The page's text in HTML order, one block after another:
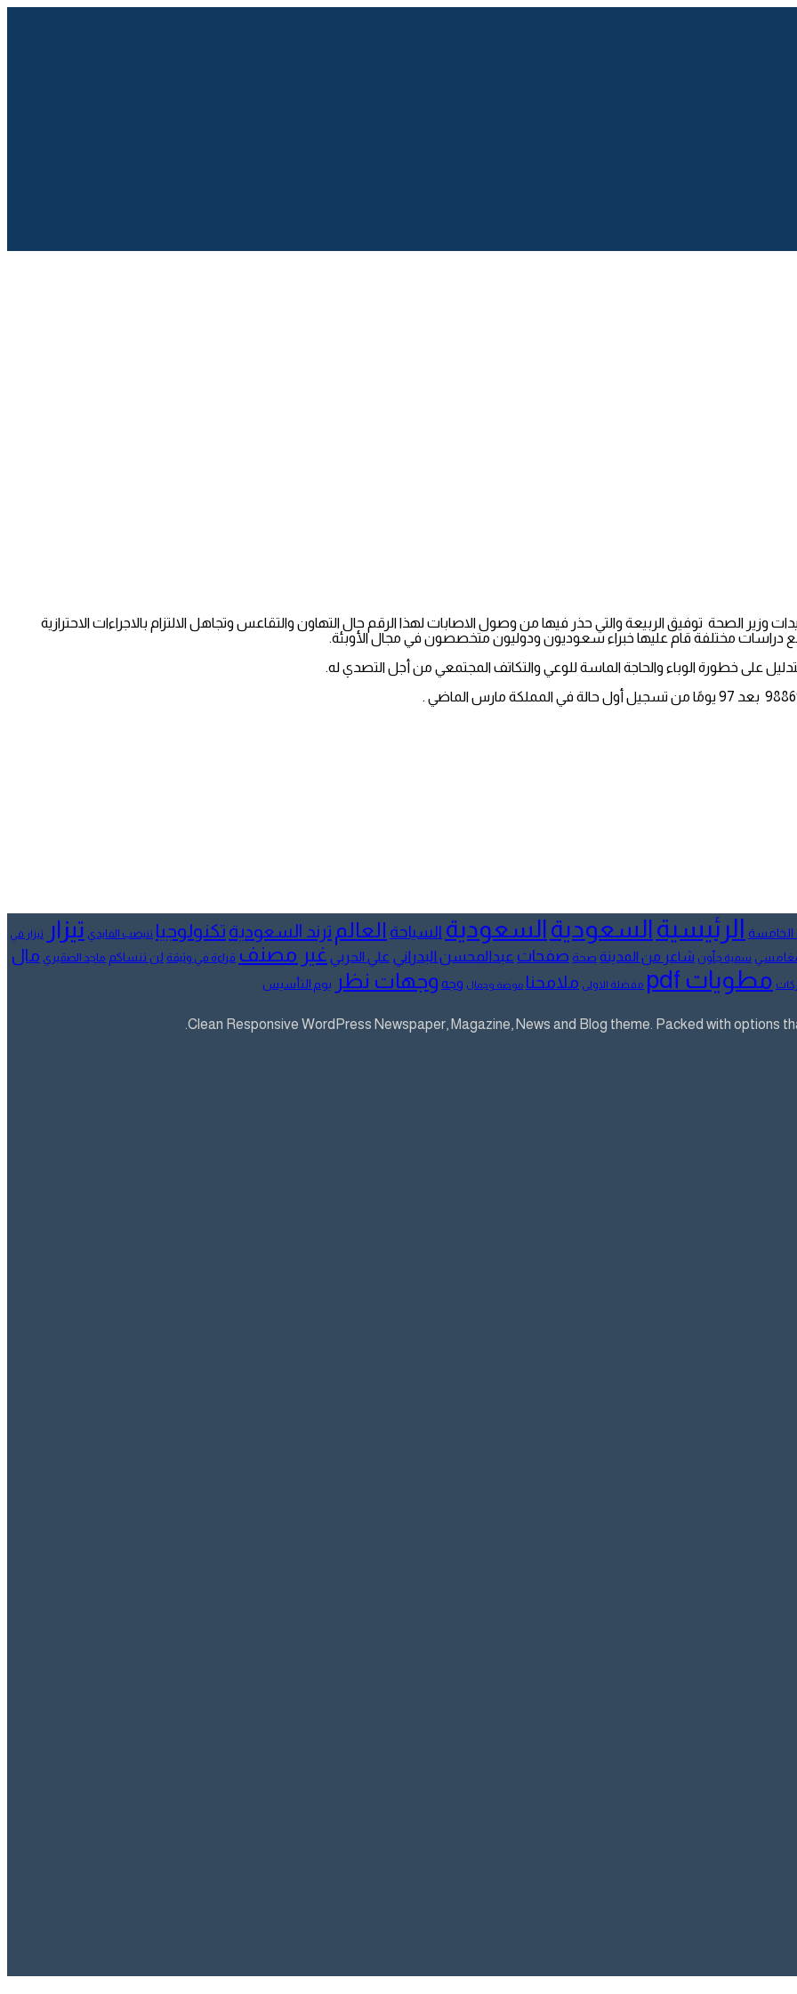
– مع اقتراب إصابات كورونا من حاجز الـ 100 الف – تأكيدات وزير الصحة توفيق الربيعة والتي حذر فيها من وصول الاصابات لهذا الرقم حال التهاون والتقاعس وتجاهل الالتزام بالاجراءات الاحترازية
أربع دراسات مختلفة قام عليها خبراء سعوديون ودوليون متخصصون في مجال الأوبئة.
على خطورة الوباء والحاجة الماسة للوعي والتكاتف المجتمعي من أجل التصدي له.
الخامسة الرئيسيةالسعوديةالسعودية السياحة العالم ترند السعودية تكنولوجيا تنيضب الفايدي تيزار تيزار في
سمية جلّون شاعر من المدينة صحة صفحات عبدالمحسن البدراني علي الحربي غير مصنف قراءة في وثيقة لن ننساكم ماجد الصقيري مال
مطويات pdf مفضلة الاولى ملامحنا موضة وجمال وجه وجهات نظر يوم التأسيس
Clean Responsive WordPress Newspaper, Magazine, News and Blog theme. Packed with options